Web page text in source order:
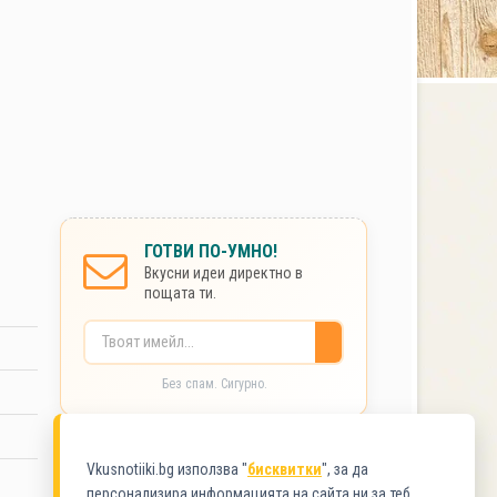
ГОТВИ ПО-УМНО!
Вкусни идеи директно в
пощата ти.
Без спам. Сигурно.
КАТЕГОРИИ
Vkusnotiiki.bg използва "бисквитки", за да